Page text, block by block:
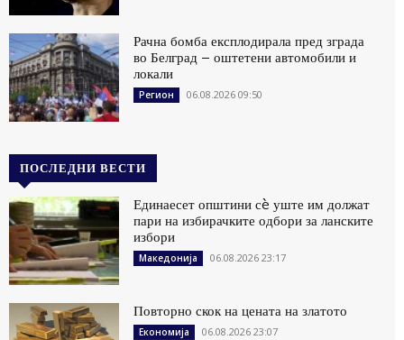
Рачна бомба експлодирала пред зграда
во Белград – оштетени автомобили и
локали
Регион 06.08.2026 09:50
ПОСЛЕДНИ ВЕСТИ
Единаесет општини сè уште им должат
пари на избирачките одбори за ланските
избори
Македонија 06.08.2026 23:17
Повторно скок на цената на златото
Економија 06.08.2026 23:07